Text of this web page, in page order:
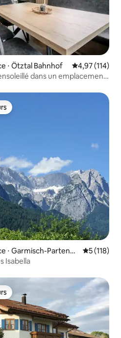
⋅ Ötztal Bahnhof Évaluation
4,97 (114)
dans un emplacement
plus appréciés
⋅ Garmisch-Partenkir
Évaluation
5 (118)
Isabella
plus appréciés